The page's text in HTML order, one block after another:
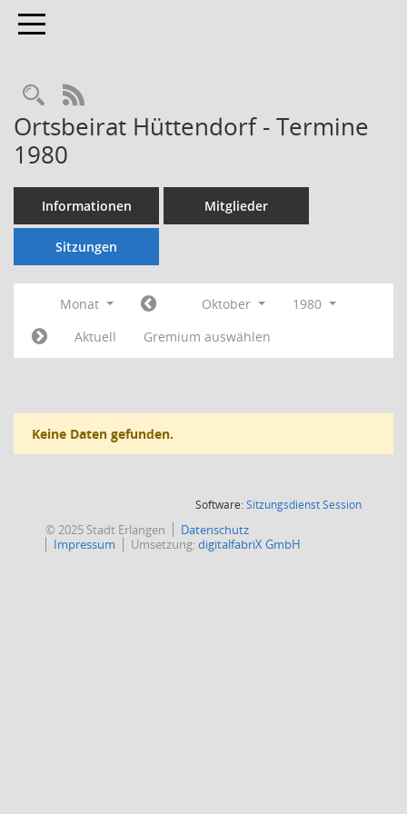
Toggle navigation
Rechercheauswahl
RSS-Feed
Ortsbeirat Hüttendorf - Termine
1980
Informationen Mitglieder
Sitzungen
Monat Oktober
1980
Aktuell
Gremium auswählen
Keine Daten gefunden.
Software:SitzungsdienstSession(Wird in
© 2025 Stadt Erlangen
Datenschutz
Impressum
Umsetzung:digitalfabriX GmbH